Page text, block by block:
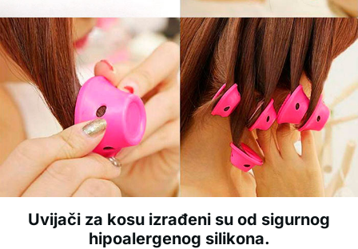
Uvijači za kosu izrađeni su od sigurnog
hipoalergenog silikona.